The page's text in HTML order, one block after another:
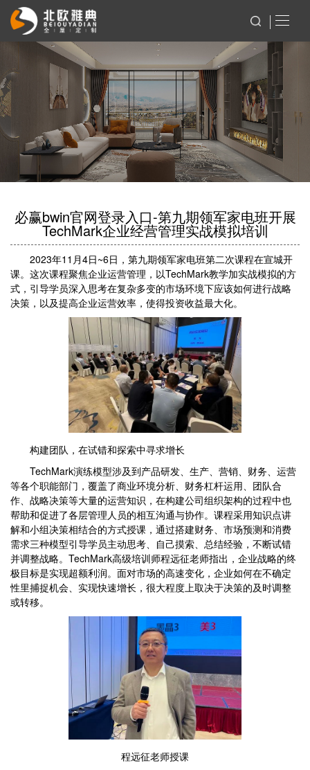
必赢bwin官网登录入口-第九期领军家电班开展
TechMark企业经营管理实战模拟培训
2023年11月4日~6日，第九期领军家电班第二次课程在宣城开
课。这次课程聚焦企业运营管理，以TechMark教学加实战模拟的方
式，引导学员深入思考在复杂多变的市场环境下应该如何进行战略
决策，以及提高企业运营效率，使得投资收益最大化。
构建团队，在试错和探索中寻求增长
TechMark演练模型涉及到产品研发、生产、营销、财务、运营
等各个职能部门，覆盖了商业环境分析、财务杠杆运用、团队合
作、战略决策等大量的运营知识，在构建公司组织架构的过程中也
帮助和促进了各层管理人员的相互沟通与协作。课程采用知识点讲
解和小组决策相结合的方式授课，通过搭建财务、市场预测和消费
需求三种模型引导学员主动思考、自己摸索、总结经验，不断试错
并调整战略。TechMark高级培训师程远征老师指出，企业战略的终
极目标是实现超额利润。面对市场的高速变化，企业如何在不确定
性里捕捉机会、实现快速增长，很大程度上取决于决策的及时调整
或转移。
程远征老师授课